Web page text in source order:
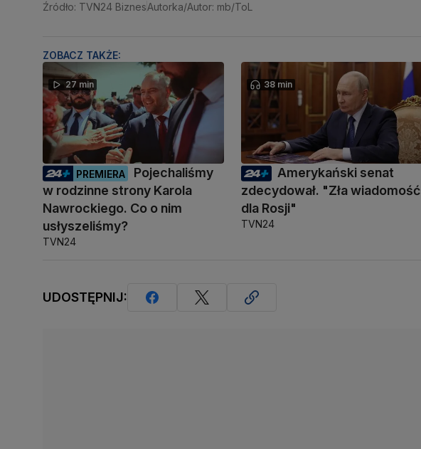
Źródło: TVN24 BiznesAutorka/Autor: mb/ToL
ZOBACZ TAKŻE:
27 min
PREMIERA
Pojechaliśmy
w rodzinne strony Karola
Nawrockiego. Co o nim
usłyszeliśmy?
TVN24
38 min
Amerykański senat
zdecydował. "Zła wiadomość
dla Rosji"
TVN24
UDOSTĘPNIJ: